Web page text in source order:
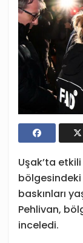
Uşak’ta
bölgesindeki
baskınları
Pehlivan,
inceledi.